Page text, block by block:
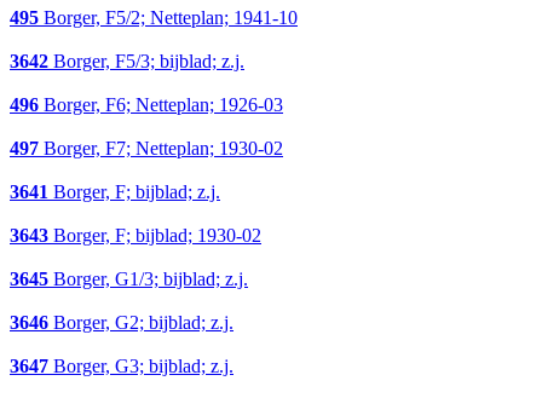
495 Borger, F5/2; Netteplan; 1941-10
3642 Borger, F5/3; bijblad; z.j.
496 Borger, F6; Netteplan; 1926-03
497 Borger, F7; Netteplan; 1930-02
3641 Borger, F; bijblad; z.j.
3643 Borger, F; bijblad; 1930-02
3645 Borger, G1/3; bijblad; z.j.
3646 Borger, G2; bijblad; z.j.
3647 Borger, G3; bijblad; z.j.